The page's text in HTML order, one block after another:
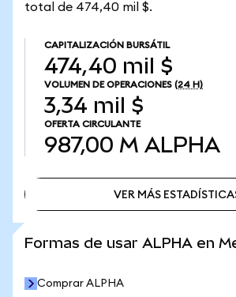
total de 474,40 mil $.
CAPITALIZACIÓN BURSÁTIL
474,40 mil $
VOLUMEN DE OPERACIONES (24 H)
3,34 mil $
OFERTA CIRCULANTE
987,00 M ALPHA
VER MÁS
Formas de usar ALPHA en
Comprar ALPHA